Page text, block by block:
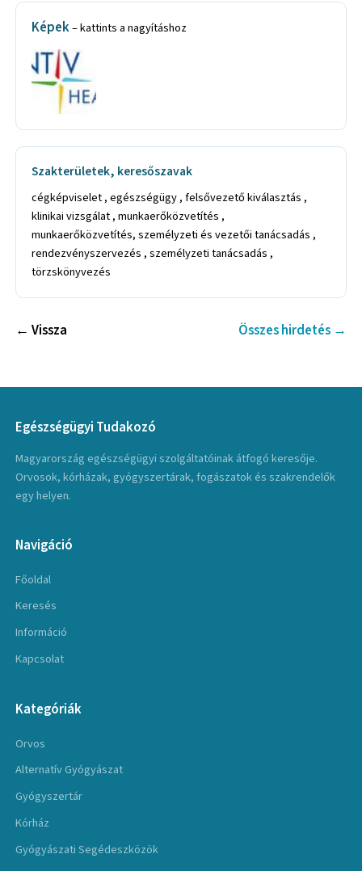
Képek– kattints a nagyításhoz
Szakterületek, keresőszavak
cégképviselet , egészségügy , felsővezető kiválasztás ,
klinikai vizsgálat , munkaerőközvetítés ,
munkaerőközvetítés, személyzeti és vezetői tanácsadás ,
rendezvényszervezés , személyzeti tanácsadás ,
törzskönyvezés
← Vissza Összes hirdetés →
Egészségügyi Tudakozó
Magyarország egészségügyi szolgáltatóinak átfogó keresője.
Orvosok, kórházak, gyógyszertárak, fogászatok és szakrendelők
egy helyen.
Navigáció
Főoldal
Keresés
Információ
Kapcsolat
Kategóriák
Orvos
Alternatív Gyógyászat
Gyógyszertár
Kórház
Gyógyászati Segédeszközök